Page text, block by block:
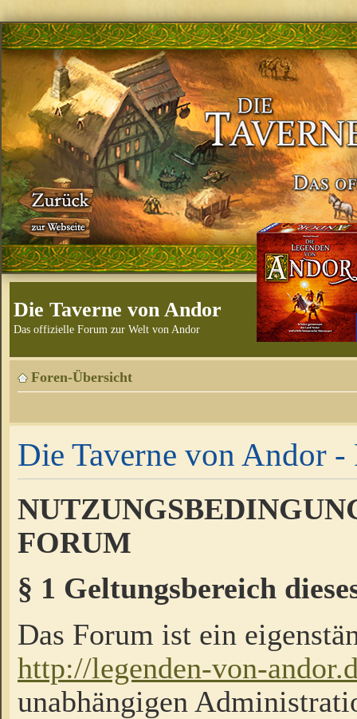
Die Taverne von Andor
Das offizielle Forum zur Welt von Andor
Foren-Übersicht
Die Taverne von Andor -
FORUM
§ 1 Geltungsbereich
Das Forum ist ein
http://legenden-von-
unabhängigen